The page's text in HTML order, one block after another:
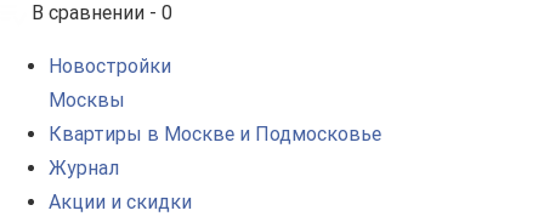
В сравнении - 0
Новостройки
Москвы
Квартиры в Москве и Подмосковье
Журнал
Акции и скидки